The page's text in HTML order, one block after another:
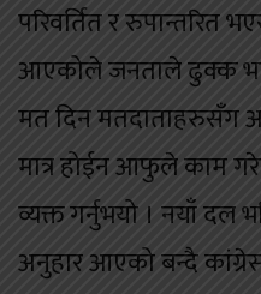
परिवर्तित र रुपान्तरित
आएकोले जनताले ढुक्क
मत दिन मतदाताहरुसँग
मात्र होईन आफुले काम
व्यक्त गर्नुभयो । नयाँ दल
अनुहार आएको बन्दै